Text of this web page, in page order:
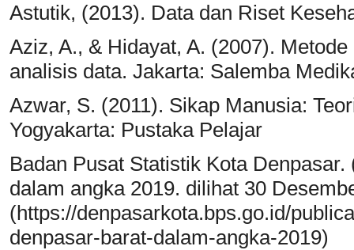
Astutik, (2013). Data dan Riset
Aziz, A., & Hidayat, A. (2007).
analisis data. Jakarta: Salemba
Azwar, S. (2011). Sikap Manusia:
Yogyakarta: Pustaka Pelajar
Badan Pusat Statistik Kota
dalam angka 2019. dilihat 30
(https://denpasarkota.bps.go.id/
denpasar-barat-dalam-angka-2019)